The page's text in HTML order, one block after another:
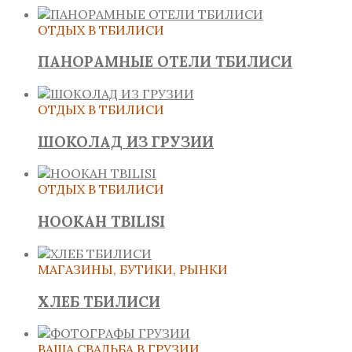
ОТДЫХ В ТБИЛИСИ
ПАНОРАМНЫЕ ОТЕЛИ ТБИЛИСИ
ОТДЫХ В ТБИЛИСИ
ШОКОЛАД ИЗ ГРУЗИИ
ОТДЫХ В ТБИЛИСИ
HOOKAH TBILISI
МАГАЗИНЫ, БУТИКИ, РЫНКИ
ХЛЕБ ТБИЛИСИ